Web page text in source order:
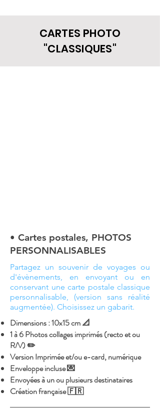
CARTES PHOTO
"CLASSIQUES"
• Cartes postales, PHOTOS
PERSONNALISABLES
Partagez un souvenir de voyages ou
d'évènements, en envoyant ou en
conservant une carte postale classique
personnalisable, (version sans réalité
augmentée). Choisissez un gabarit.
Dimensions : 10x15 cm 📐
1 à 6 Photos collages imprimés (recto et ou
R/V) ✏️
Version Imprimée et/ou e-card, numérique
Enveloppe incluse 💌
Envoyées à un ou plusieurs destinataires
Création française 🇫🇷